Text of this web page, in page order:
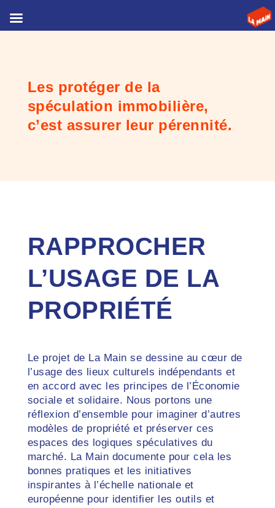
Les protéger de la
spéculation immobilière,
c’est assurer leur pérennité.
RAPPROCHER
L’USAGE DE LA
PROPRIÉTÉ
Le projet de La Main se dessine au cœur de
l’usage des lieux culturels indépendants et
en accord avec les principes de l’Économie
sociale et solidaire. Nous portons une
réflexion d’ensemble pour imaginer d’autres
modèles de propriété et préserver ces
espaces des logiques spéculatives du
marché. La Main documente pour cela les
bonnes pratiques et les initiatives
inspirantes à l’échelle nationale et
européenne pour identifier les outils et